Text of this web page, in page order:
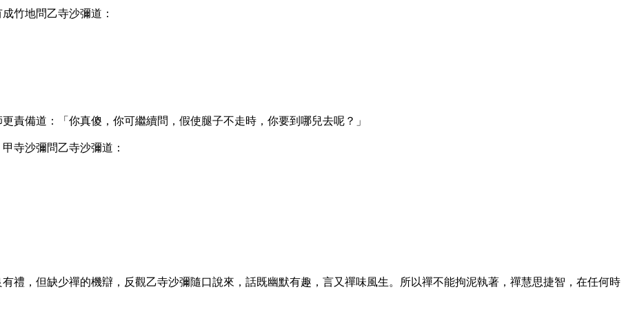
竹地問乙寺沙彌道：
備道：「你真傻，你可繼續問，假使腿子不走時，你要到哪兒去呢？」
寺沙彌問乙寺沙彌道：
，但缺少禪的機辯，反觀乙寺沙彌隨口說來，話既幽默有趣，言又禪味風生。所以禪不能拘泥執著，禪慧思捷智，在任何時